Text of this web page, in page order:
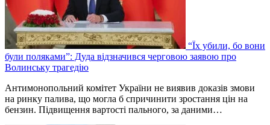
“Їх убили, бо вони
були поляками”: Дуда відзначився черговою заявою про
Волинську трагедію
Антимонопольний комітет України не виявив доказів змови
на ринку палива, що могла б спричинити зростання цін на
бензин. Підвищення вартості пального, за даними…